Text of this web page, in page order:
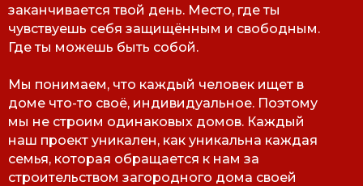
заканчивается твой день. Место, где ты
чувствуешь себя защищённым и свободным.
Где ты можешь быть собой.
Мы понимаем, что каждый человек ищет в
доме что-то своё, индивидуальное. Поэтому
мы не строим одинаковых домов. Каждый
наш проект уникален, как уникальна каждая
семья, которая обращается к нам за
строительством загородного дома своей